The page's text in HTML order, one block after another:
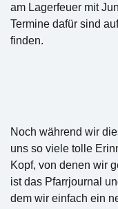
am Lagerfeuer mit
Termine dafür sind
finden.
Noch während wir
uns so viele tolle
Kopf, von denen wir
ist das Pfarrjournal
dem wir einfach ein